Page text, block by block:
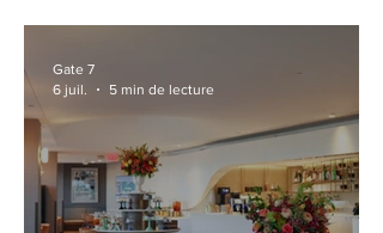
Gate 7
6 juil.
5 min de lecture